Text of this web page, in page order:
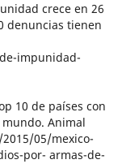
crece en 26
denuncias tienen
impunidad-
10 de países con
Animal
05/mexico-
por- armas-de-